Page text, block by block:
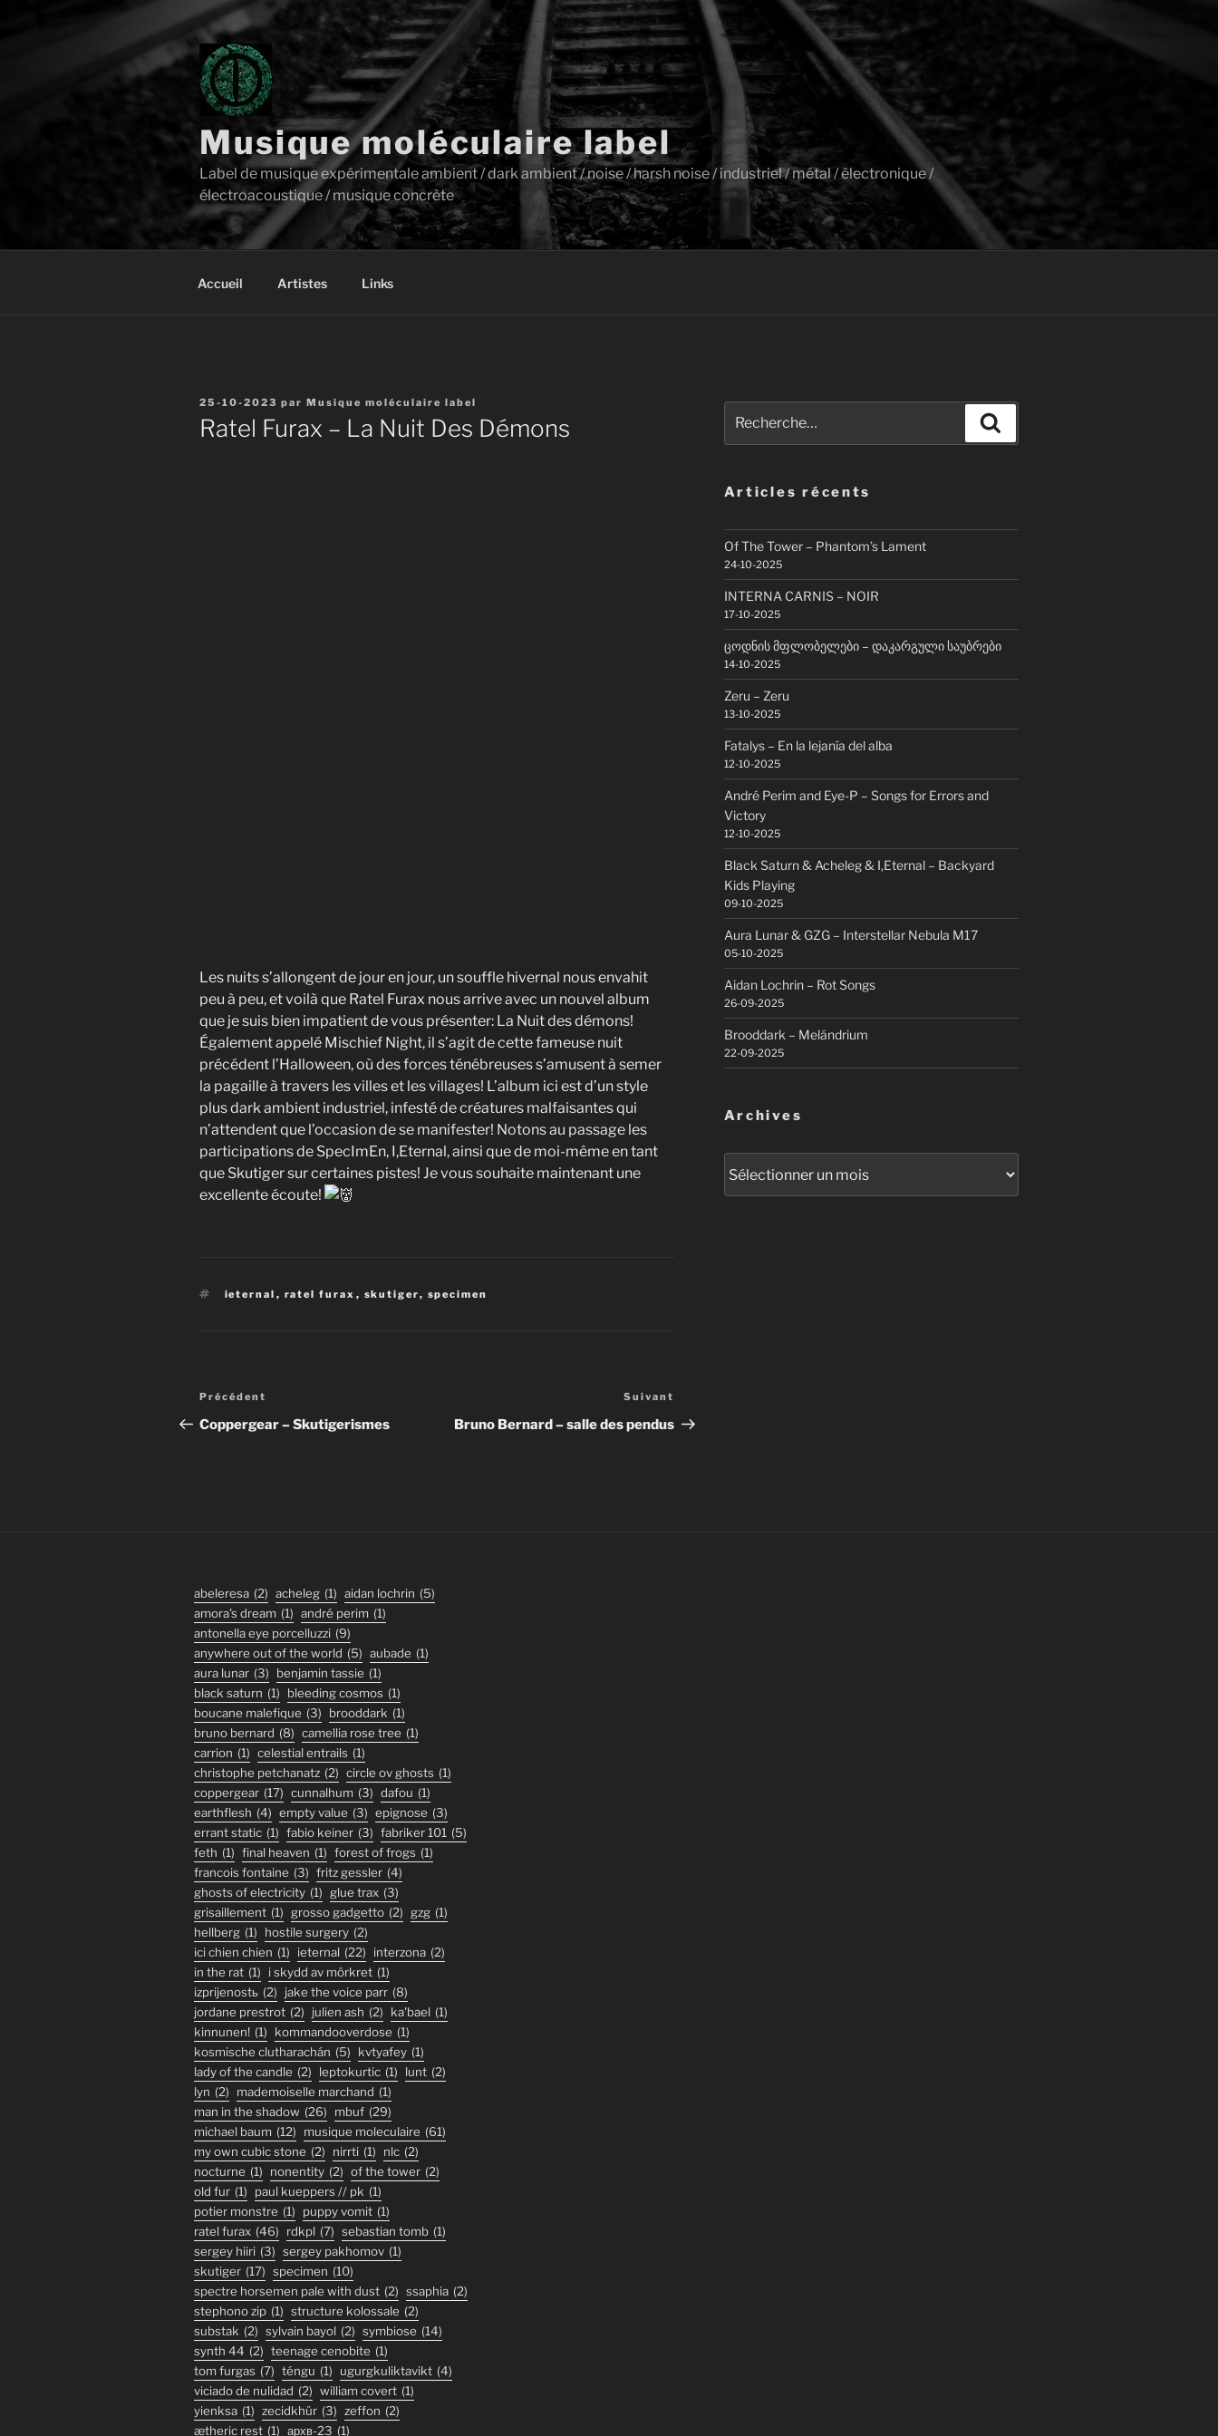
Musique moléculaire label
Label de musique expérimentale ambient / dark ambient / noise / harsh noise / industriel / métal / électronique /
électroacoustique / musique concrète
Accueil Artistes Links
Publié
le
25-10-2023 par Musique moléculaire label
Ratel Furax – La Nuit Des D​é​mons
Les nuits s’allongent de jour en jour, un souffle hivernal nous envahit
peu à peu, et voilà que Ratel Furax nous arrive avec un nouvel album
que je suis bien impatient de vous présenter: La Nuit des démons!
Également appelé Mischief Night, il s’agit de cette fameuse nuit
précédent l’Halloween, où des forces ténébreuses s’amusent à semer
la pagaille à travers les villes et les villages! L’album ici est d’un style
plus dark ambient industriel, infesté de créatures malfaisantes qui
n’attendent que l’occasion de se manifester! Notons au passage les
participations de SpecImEn, I,Eternal, ainsi que de moi-même en tant
que Skutiger sur certaines pistes! Je vous souhaite maintenant une
excellente écoute!
Étiquettes
ieternal , ratel furax , skutiger, specimen
Navigation
de
Article
précédent
Précédent
Coppergear – Skutigerismes
suivant
Suivant
Bruno Bernard – salle des pendus
pour
:
Articles récents
Of The Tower – Phantom’s Lament
24-10-2025
INTERNA CARNIS – NOIR
17-10-2025
ცოდნის მფლობელები – დაკარგული საუბრები
14-10-2025
Zeru – Zeru
13-10-2025
Fatalys – En la lejanía del alba
12-10-2025
André Perim and Eye-P – Songs for Errors and
Victory
12-10-2025
Black Saturn & Acheleg & I,Eternal – Backyard
Kids Playing
09-10-2025
Aura Lunar & GZG – Interstellar Nebula M17
05-10-2025
Aidan Lochrin – Rot Songs
26-09-2025
Brooddark – Melándrium
22-09-2025
Archives
abeleresa (2) acheleg (1) aidan lochrin (5)
amora's dream (1) andré perim (1)
antonella eye porcelluzzi (9)
anywhere out of the world (5) aubade (1)
aura lunar (3) benjamin tassie (1)
black saturn (1) bleeding cosmos (1)
boucane malefique (3) brooddark (1)
bruno bernard (8) camellia rose tree (1)
carrion (1) celestial entrails (1)
christophe petchanatz (2) circle ov ghosts (1)
coppergear (17) cunnalhum (3) dafou (1)
earthflesh (4) empty value (3) epignose (3)
errant static (1) fabio keiner (3) fabriker 101 (5)
feth (1) final heaven (1) forest of frogs (1)
francois fontaine (3) fritz gessler (4)
ghosts of electricity (1) glue trax (3)
grisaillement (1) grosso gadgetto (2) gzg (1)
hellberg (1) hostile surgery (2)
ici chien chien (1) ieternal (22) interzona (2)
in the rat (1) i skydd av mörkret (1)
izprijenostь (2) jake the voice parr (8)
jordane prestrot (2) julien ash (2) ka'bael (1)
kinnunen! (1) kommandooverdose (1)
kosmische clutharachán (5) kvtyafey (1)
lady of the candle (2) leptokurtic (1) lunt (2)
lyn (2) mademoiselle marchand (1)
man in the shadow (26) mbuf (29)
michael baum (12) musique moleculaire (61)
my own cubic stone (2) nirrti (1) nlc (2)
nocturne (1) nonentity (2) of the tower (2)
old fur (1) paul kueppers // pk (1)
potier monstre (1) puppy vomit (1)
ratel furax (46) rdkpl (7) sebastian tomb (1)
sergey hiiri (3) sergey pakhomov (1)
skutiger (17) specimen (10)
spectre horsemen pale with dust (2) ssaphia (2)
stephono zip (1) structure kolossale (2)
substak (2) sylvain bayol (2) symbiose (14)
synth 44 (2) teenage cenobite (1)
tom furgas (7) téngu (1) ugurgkuliktavikt (4)
viciado de nulidad (2) william covert (1)
yienksa (1) zecidkhür (3) zeffon (2)
ætheric rest (1) архв-23 (1)